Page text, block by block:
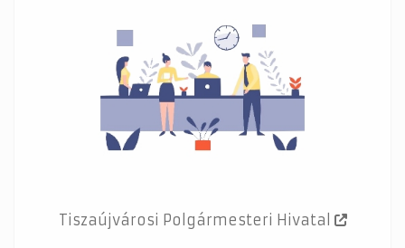
Tiszaújvárosi Polgármesteri Hivatal